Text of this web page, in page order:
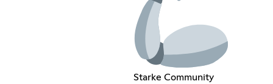
Starke Community